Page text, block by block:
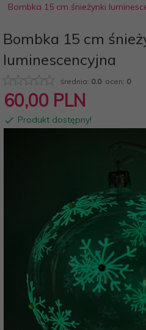
Bombka 15 cm śnieżynki
Bombka 15 cm
luminescencyjna
średnia: 0.0ocen: 0
60,00 PLN
Produkt dostępny!